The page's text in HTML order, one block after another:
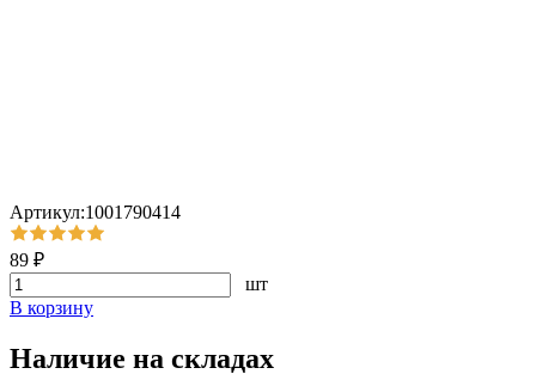
Артикул:1001790414
89 ₽
шт
В корзину
Наличие на складах